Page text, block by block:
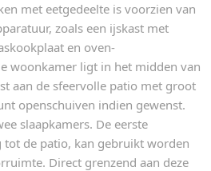
met eetgedeelte is voorzien van
zoals een ijskast met
en oven-
woonkamer ligt in het midden van
aan de sfeervolle patio met groot
openschuiven indien gewenst.
slaapkamers. De eerste
tot de patio, kan gebruikt worden
Direct grenzend aan deze